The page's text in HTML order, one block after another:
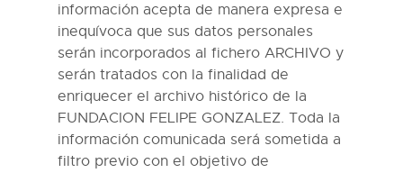
información acepta de manera expresa e
inequívoca que sus datos personales
serán incorporados al fichero ARCHIVO y
serán tratados con la finalidad de
enriquecer el archivo histórico de la
FUNDACION FELIPE GONZALEZ. Toda la
información comunicada será sometida a
filtro previo con el objetivo de